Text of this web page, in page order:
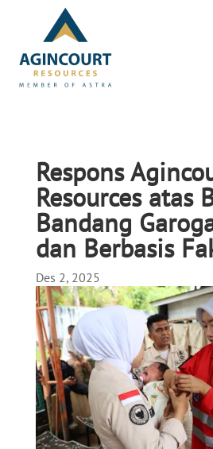
Respons
Resources atas
Bandang
dan Berbasis
Des 2, 2025